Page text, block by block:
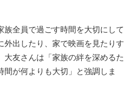
族全員で過ごす時間を大切にして
外出したり、家で映画を見たりす
大友さんは「家族の絆を深めるた
間が何よりも大切」と強調しま